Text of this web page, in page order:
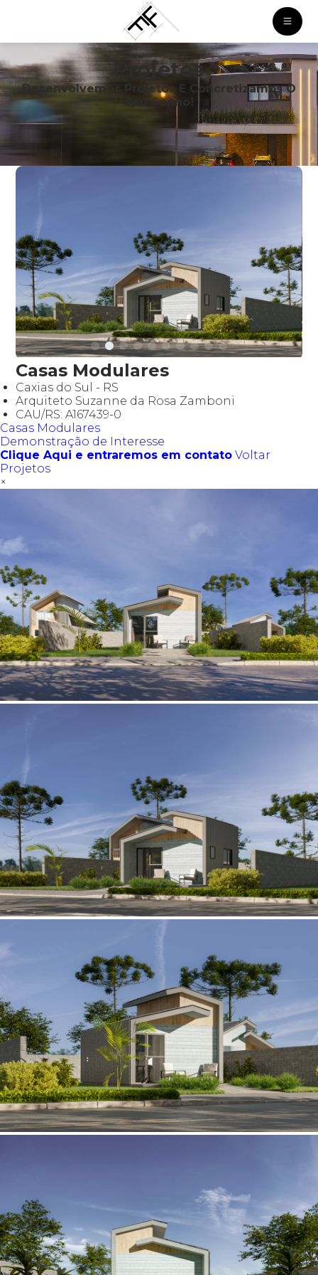
Projetos
Desenvolvemos Projetos E Concretizamos O
Seu Sonho!
Casas Modulares
Caxias do Sul - RS
Arquiteto Suzanne da Rosa Zamboni
CAU/RS: A167439-0
Casas Modulares
Demonstração de Interesse
Clique Aqui e entraremos em contato Voltar
Projetos
×